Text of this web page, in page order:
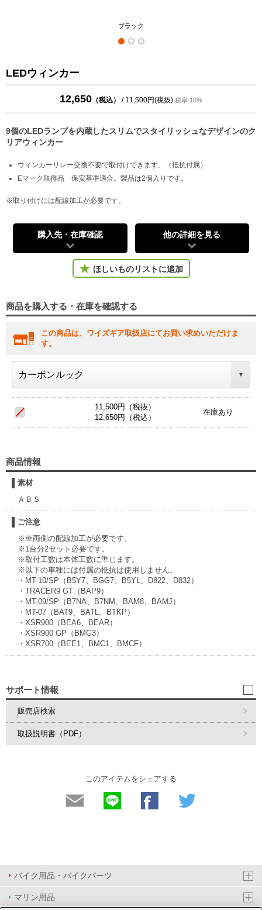
ブラック
LEDウィンカー
12,650 （税込） / 11,500円(税抜) 税率:10%
9個のLEDランプを内蔵したスリムでスタイリッシュなデザインのク
リアウィンカー
ウィンカーリレー交換不要で取付けできます。（抵抗付属）
Eマーク取得品 保安基準適合。製品は2個入りです。
※取り付けには配線加工が必要です。
購入先・在庫確認 他の詳細を見る
ほしいものリストに追加
商品を購入する・在庫を確認する
この商品は、ワイズギア取扱店にてお買い求めいただけま
す。
11,500円（税抜）
12,650円（税込）
在庫あり
商品情報
素材
ＡＢＳ
ご注意
※車両側の配線加工が必要です。
※1台分2セット必要です。
※取付工数は本体工数に準じます。
※以下の車種には付属の抵抗は使用しません。
・MT-10/SP（B5Y7、BGG7、B5YL、D822、D832）
・TRACER9 GT（BAP9）
・MT-09/SP（B7NA、B7NM、BAM8、BAMJ）
・MT-07（BAT9、BATL、BTKP）
・XSR900（BEA6、BEAR）
・XSR900 GP（BMG3）
・XSR700（BEE1、BMC1、BMCF）
サポート情報
販売店検索
取扱説明書（PDF）
このアイテムをシェアする
バイク用品・バイクパーツ
マリン用品